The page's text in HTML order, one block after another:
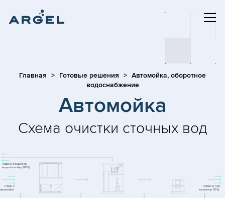
Главная Готовые решения
Автомойка, оборотное
водоснабжение
Автомойка
Схема очистки сточных вод